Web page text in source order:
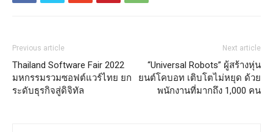
Previous article
Thailand Software Fair 2022
มหกรรมรวมซอฟต์แวร์ไทย ยก
ระดับธุรกิจสู่ดิจิทัล
Next article
“Universal Robots” ผู้สร้างหุ่น
ยนต์โคบอท เติบโตไม่หยุด ด้วย
พนักงานที่มากถึง 1,000 คน